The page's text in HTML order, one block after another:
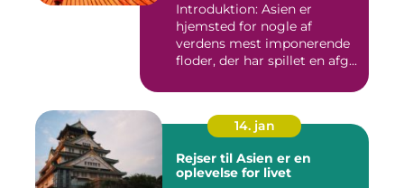
Introduktion: Asien er
hjemsted for nogle af
verdens mest imponerende
floder, der har spillet en afg...
14. jan
Rejser til Asien er en
oplevelse for livet